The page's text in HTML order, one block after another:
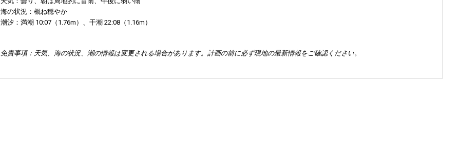
海の状況：概ね穏やか
潮汐：満潮 10:07（1.76m）、干潮 22:08（1.16m）
免責事項：天気、海の状況、潮の情報は変更される場合があります。計画の前に必ず現地の最新情報をご確認ください。